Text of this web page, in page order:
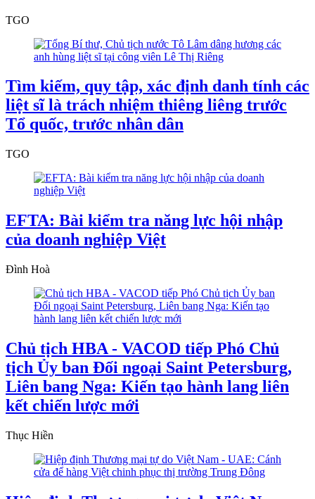
TGO
Tìm kiếm, quy tập, xác định danh tính các
liệt sĩ là trách nhiệm thiêng liêng trước
Tổ quốc, trước nhân dân
TGO
EFTA: Bài kiểm tra năng lực hội nhập
của doanh nghiệp Việt
Đình Hoà
Chủ tịch HBA - VACOD tiếp Phó Chủ
tịch Ủy ban Đối ngoại Saint Petersburg,
Liên bang Nga: Kiến tạo hành lang liên
kết chiến lược mới
Thục Hiền